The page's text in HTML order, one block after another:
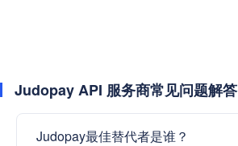
Judopay API 服务商常见问题解答
Judopay最佳替代者是谁？